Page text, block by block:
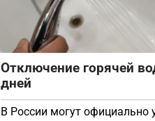
Отключение горячей
дней
В России могут официально